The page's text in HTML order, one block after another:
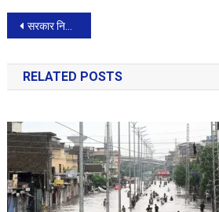
Post
navigation
सरकार निर्माणका लागि अग्रसर हुन एमालेलाई कर्मचारी संगठनको आग्रह।
RELATED POSTS